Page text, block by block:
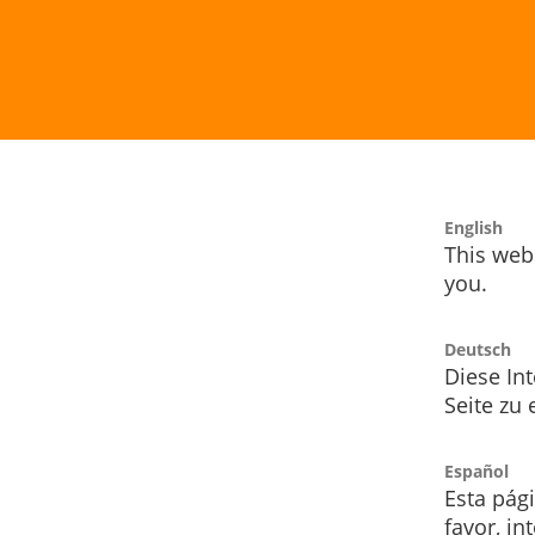
English
This
you.
Deutsch
Diese
Seite zu
Español
Esta
favor,